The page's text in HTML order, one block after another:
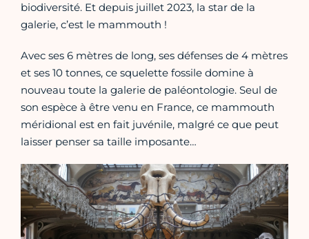
biodiversité. Et depuis juillet 2023, la star de la
galerie, c’est le mammouth !
Avec ses 6 mètres de long, ses défenses de 4 mètres
et ses 10 tonnes, ce squelette fossile domine à
nouveau toute la galerie de paléontologie. Seul de
son espèce à être venu en France, ce mammouth
méridional est en fait juvénile, malgré ce que peut
laisser penser sa taille imposante…